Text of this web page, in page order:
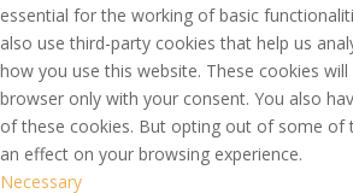
essential for the working of basic
also use third-party cookies that help us
how you use this website. These cookies
browser only with your consent. You also
of these cookies. But opting out of some of
an effect on your browsing experience.
Necessary